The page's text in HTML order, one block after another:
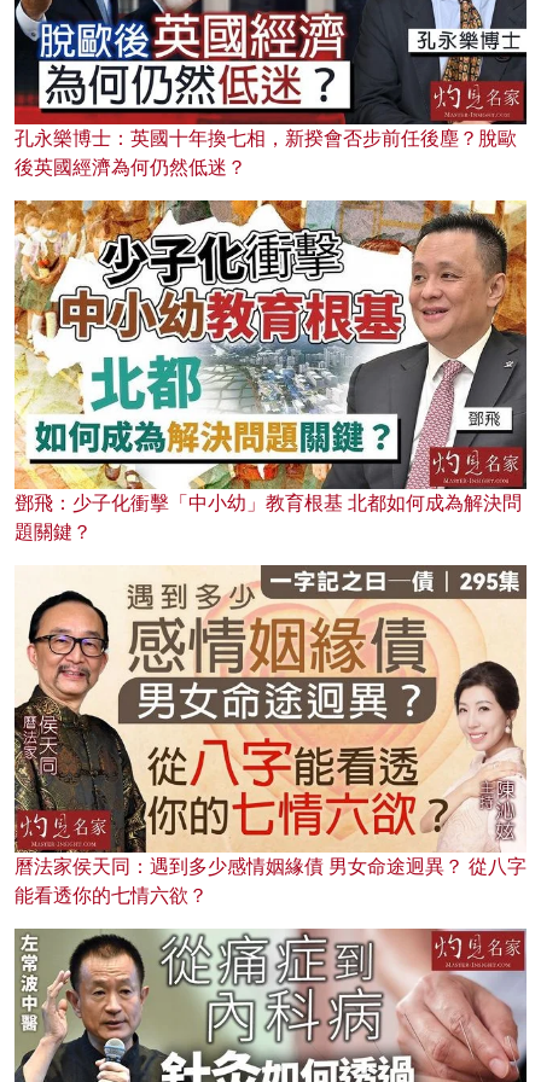
孔永樂博士：英國十年換七相，新揆會否步前任後塵？脫歐
後英國經濟為何仍然低迷？
鄧飛：少子化衝擊「中小幼」教育根基 北都如何成為解決問
題關鍵？
曆法家侯天同：遇到多少感情姻緣債 男女命途迥異？ 從八字
能看透你的七情六欲？